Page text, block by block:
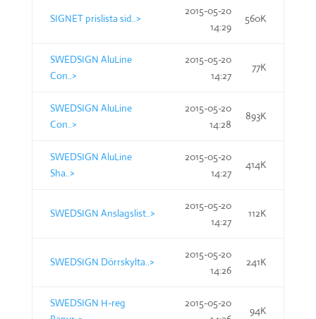
SIGNET prislista sid..>
2015-05-20
14:29
560K
SWEDSIGN AluLine
Con..>
2015-05-20
14:27
77K
SWEDSIGN AluLine
Con..>
2015-05-20
14:28
893K
SWEDSIGN AluLine
Sha..>
2015-05-20
14:27
414K
SWEDSIGN Anslagslist..>
2015-05-20
14:27
112K
SWEDSIGN Dörrskylta..>
2015-05-20
14:26
241K
SWEDSIGN H-reg
2015-05-20
94K